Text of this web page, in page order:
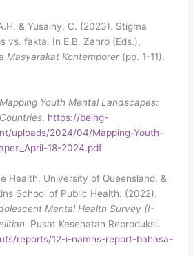
& Yusainy, C. (2023). Stigma
vs. fakta. In E.B. Zahro (Eds.),
Masyarakat Kontemporer (pp. 1-11).
Mapping Youth Mental Landscapes:
. https://being-
uploads/2024/04/Mapping-Youth-
18-2024.pdf
Health, University of Queensland, &
School of Public Health. (2022).
Mental Health Survey (I-
Pusat Kesehatan Reproduksi.
reports/12-i-namhs-report-bahasa-